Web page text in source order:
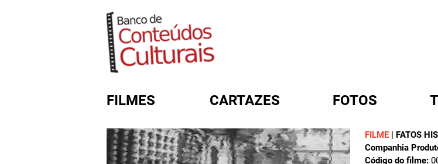
FILMES CARTAZES FOTOS
FILME | FATOS
Companhia
Código do filme:
FORMULÁRIO DE BUSCA